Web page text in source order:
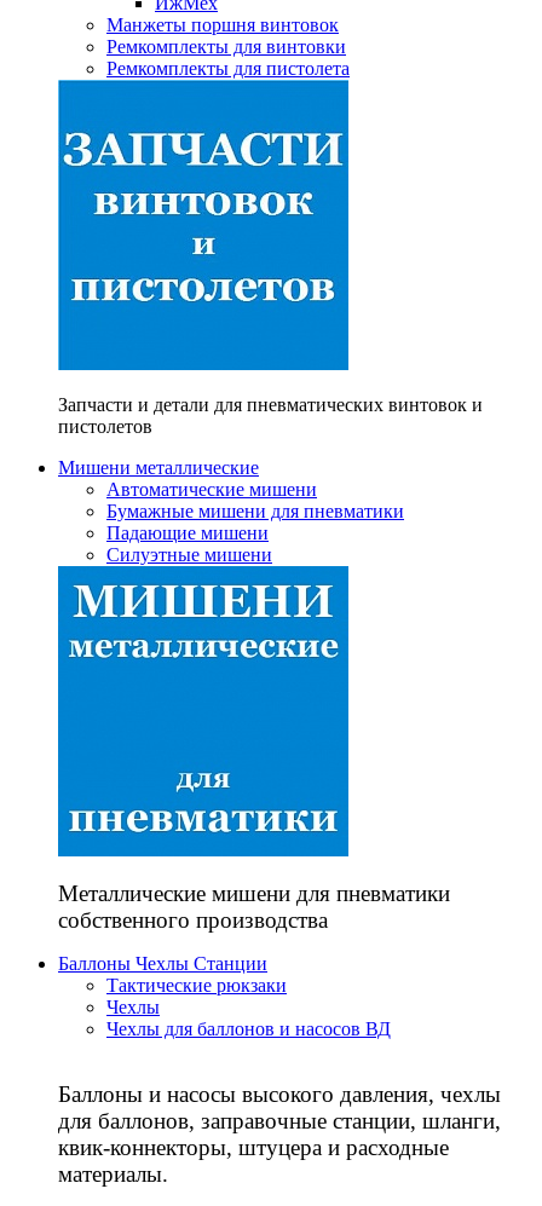
Манжеты поршня винтовок
Ремкомплекты для винтовки
Ремкомплекты для пистолета
Запчасти и детали для пневматических винтовок и
пистолетов
Мишени металлические
Автоматические мишени
Бумажные мишени для пневматики
Падающие мишени
Силуэтные мишени
Металлические мишени для пневматики
собственного производства
Баллоны Чехлы Станции
Тактические рюкзаки
Чехлы
Чехлы для баллонов и насосов ВД
Баллоны и насосы высокого давления, чехлы
для баллонов, заправочные станции, шланги,
квик-коннекторы, штуцера и расходные
материалы.